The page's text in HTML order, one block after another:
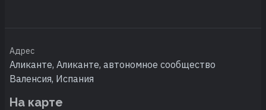
Адрес
Аликанте, Аликанте, автономное сообщество
Валенсия, Испания
На карте